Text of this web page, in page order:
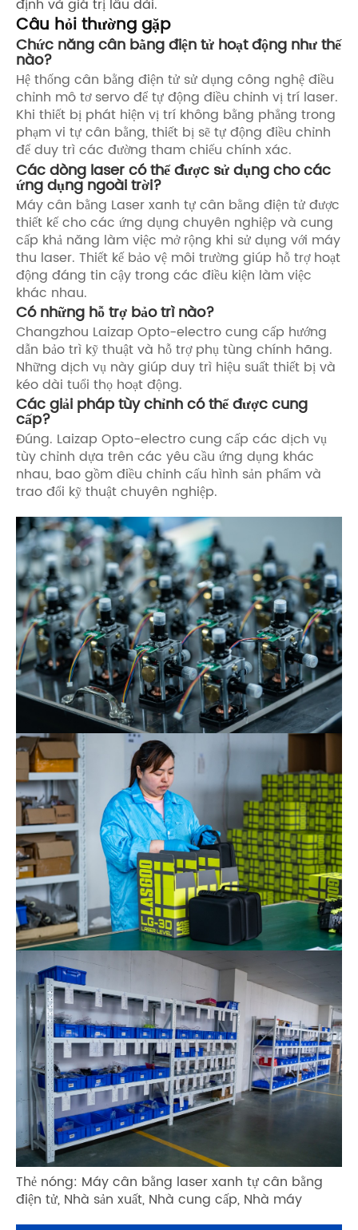
định và giá trị lâu dài.
Câu hỏi thường gặp
Chức năng cân bằng điện tử hoạt động như thế
nào?
Hệ thống cân bằng điện tử sử dụng công nghệ điều
chỉnh mô tơ servo để tự động điều chỉnh vị trí laser.
Khi thiết bị phát hiện vị trí không bằng phẳng trong
phạm vi tự cân bằng, thiết bị sẽ tự động điều chỉnh
để duy trì các đường tham chiếu chính xác.
Các dòng laser có thể được sử dụng cho các
ứng dụng ngoài trời?
Máy cân bằng Laser xanh tự cân bằng điện tử được
thiết kế cho các ứng dụng chuyên nghiệp và cung
cấp khả năng làm việc mở rộng khi sử dụng với máy
thu laser. Thiết kế bảo vệ môi trường giúp hỗ trợ hoạt
động đáng tin cậy trong các điều kiện làm việc
khác nhau.
Có những hỗ trợ bảo trì nào?
Changzhou Laizap Opto-electro cung cấp hướng
dẫn bảo trì kỹ thuật và hỗ trợ phụ tùng chính hãng.
Những dịch vụ này giúp duy trì hiệu suất thiết bị và
kéo dài tuổi thọ hoạt động.
Các giải pháp tùy chỉnh có thể được cung
cấp?
Đúng. Laizap Opto-electro cung cấp các dịch vụ
tùy chỉnh dựa trên các yêu cầu ứng dụng khác
nhau, bao gồm điều chỉnh cấu hình sản phẩm và
trao đổi kỹ thuật chuyên nghiệp.
Thẻ nóng: Máy cân bằng laser xanh tự cân bằng
điện tử, Nhà sản xuất, Nhà cung cấp, Nhà máy